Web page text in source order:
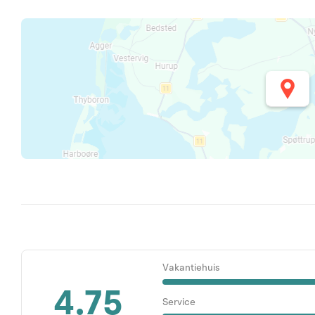
4.75
Vakantiehuis
Service